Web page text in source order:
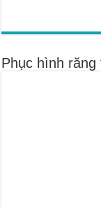
Phục hình răng